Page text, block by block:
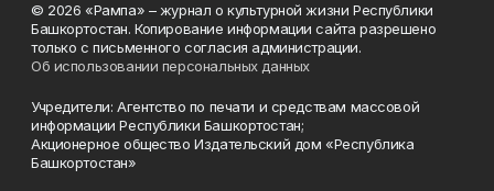
© 2026 «Рампа» – журнал о культурной жизни Республики
Башкортостан. Копирование информации сайта разрешено
только с письменного согласия администрации.
Об использовании персональных данных
Учредители: Агентство по печати и средствам массовой
информации Республики Башкортостан;
Акционерное общество Издательский дом «Республика
Башкортостан»